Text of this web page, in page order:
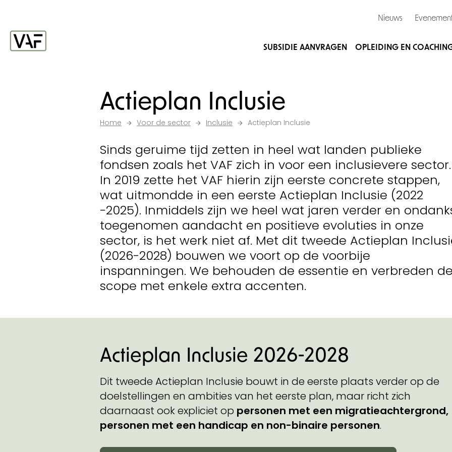
Nieuws
SUBSIDIE AANVRAGEN OPLEIDING EN
Actieplan Inclusie
Home Voor de sector Inclusie Actieplan Inclusie
Sinds geruime tijd zetten in heel wat landen publieke
fondsen zoals het VAF zich in voor een inclusievere sector.
In 2019 zette het VAF hierin zijn eerste concrete stappen,
wat uitmondde in een eerste Actieplan Inclusie (2022
-2025). Inmiddels zijn we heel wat jaren verder en
toegenomen aandacht en positieve evoluties in onze
sector, is het werk niet af. Met dit tweede Actieplan
(2026-2028) bouwen we voort op de voorbije
inspanningen. We behouden de essentie en verbreden
scope met enkele extra accenten.
Actieplan Inclusie 2026-2028
Dit tweede Actieplan Inclusie bouwt in de eerste plaats verder op de
doelstellingen en ambities van het eerste plan, maar richt zich
daarnaast ook expliciet op personen met een migratieachtergrond,
personen met een handicap en non-binaire personen.